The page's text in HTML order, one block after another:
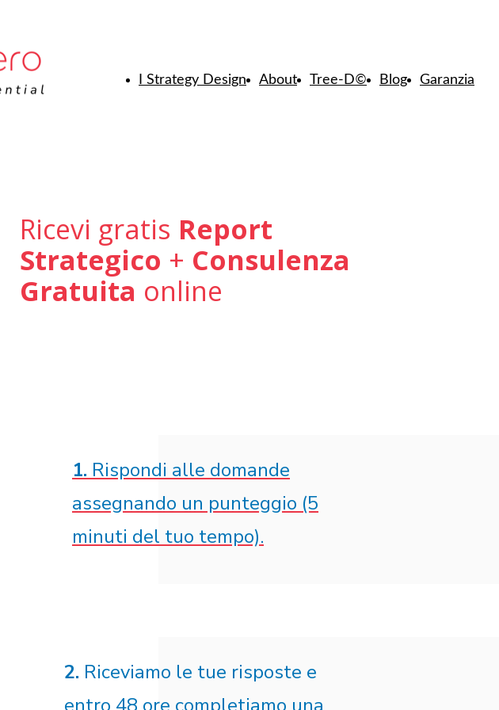
I Strategy Design About Tree-D© Blog Garanzia
Ricevi gratis Report
Strategico + Consulenza
Gratuita online
1. Rispondi alle domande
assegnando un punteggio (5
minuti del tuo tempo).
2. Riceviamo le tue risposte e